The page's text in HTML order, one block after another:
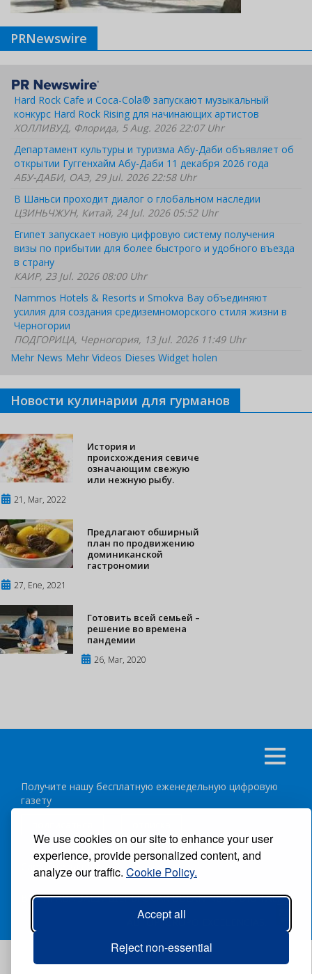
We use cookies on our site to enhance your user
experience, provide personalized content, and
analyze our traffic. Cookie Policy.
Accept all
Reject non-essential
PRNewswire
Hard Rock Cafe и Coca-Cola® запускают музыкальный
конкурс Hard Rock Rising для начинающих артистов
ХОЛЛИВУД, Флорида, 5 Aug. 2026 22:07 Uhr
Департамент культуры и туризма Абу-Даби объявляет об
открытии Гуггенхайм Абу-Даби 11 декабря 2026 года
АБУ-ДАБИ, ОАЭ, 29 Jul. 2026 22:58 Uhr
В Шаньси проходит диалог о глобальном наследии
ЦЗИНЬЧЖУН, Китай, 24 Jul. 2026 05:52 Uhr
Египет запускает новую цифровую систему получения
визы по прибытии для более быстрого и удобного въезда
в страну
КАИР, 23 Jul. 2026 08:00 Uhr
Nammos Hotels & Resorts и Smokva Bay объединяют
усилия для создания средиземноморского стиля жизни в
Черногории
ПОДГОРИЦА, Черногория, 13 Jul. 2026 11:49 Uhr
Mehr News Mehr Videos Dieses Widget holen
Новости кулинарии для гурманов
История и
происхождения севиче
означающим свежую
или нежную рыбу.
21, Mar, 2022
Предлагают обширный
план по продвижению
доминиканской
гастрономии
27, Ene, 2021
Готовить всей семьей –
решение во времена
пандемии
26, Mar, 2020
Получите нашу бесплатную еженедельную цифровую
газету
Следуйте за нами:
ВСЕ ПРАВА ЗАЩИЩЕНЫ ®CARIBBEAN NEWS DIGITAL.
АВТОР:GRUPO EXCELENCIAS.